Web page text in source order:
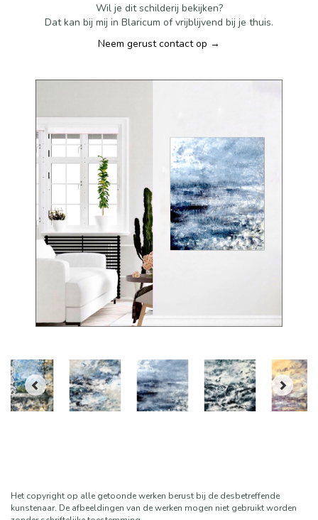
Wil je dit schilderij bekijken?
Dat kan bij mij in Blaricum of vrijblijvend bij je thuis.
Neem gerust contact op →
Het copyright op alle getoonde werken berust bij de desbetreffende
kunstenaar. De afbeeldingen van de werken mogen niet gebruikt worden